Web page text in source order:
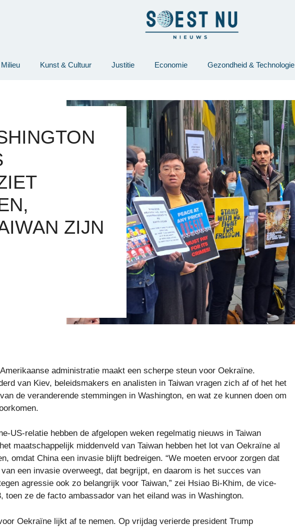
Milieu Kunst & Cultuur Justitie Economie Gezondheid & Technologie
ZIJN
administratie maakt een scherpe steun voor Oekraïne.
van Kiev, beleidsmakers en analisten in Taiwan vragen zich af of het het
de veranderende stemmingen in Washington, en wat ze kunnen doen om
US-relatie hebben de afgelopen weken regelmatig nieuws in Taiwan
maatschappelijk middenveld van Taiwan hebben het lot van Oekraïne al
omdat China een invasie blijft bedreigen. “We moeten ervoor zorgen dat
een invasie overweegt, dat begrijpt, en daarom is het succes van
agressie ook zo belangrijk voor Taiwan,” zei Hsiao Bi-Khim, de vice-
toen ze de facto ambassador van het eiland was in Washington.
Oekraïne lijkt af te nemen. Op vrijdag verierde president Trump